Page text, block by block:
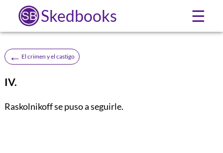
Skedbooks ☰
← El crimen y el castigo
IV.
Raskolnikoff se puso a seguirle.